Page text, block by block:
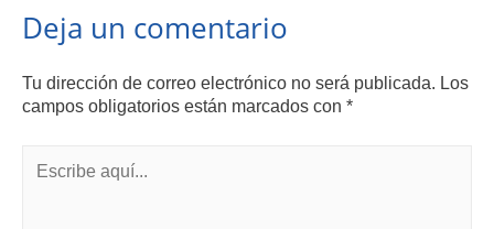
Deja un comentario
Tu dirección de correo electrónico no será publicada. Los
campos obligatorios están marcados con *